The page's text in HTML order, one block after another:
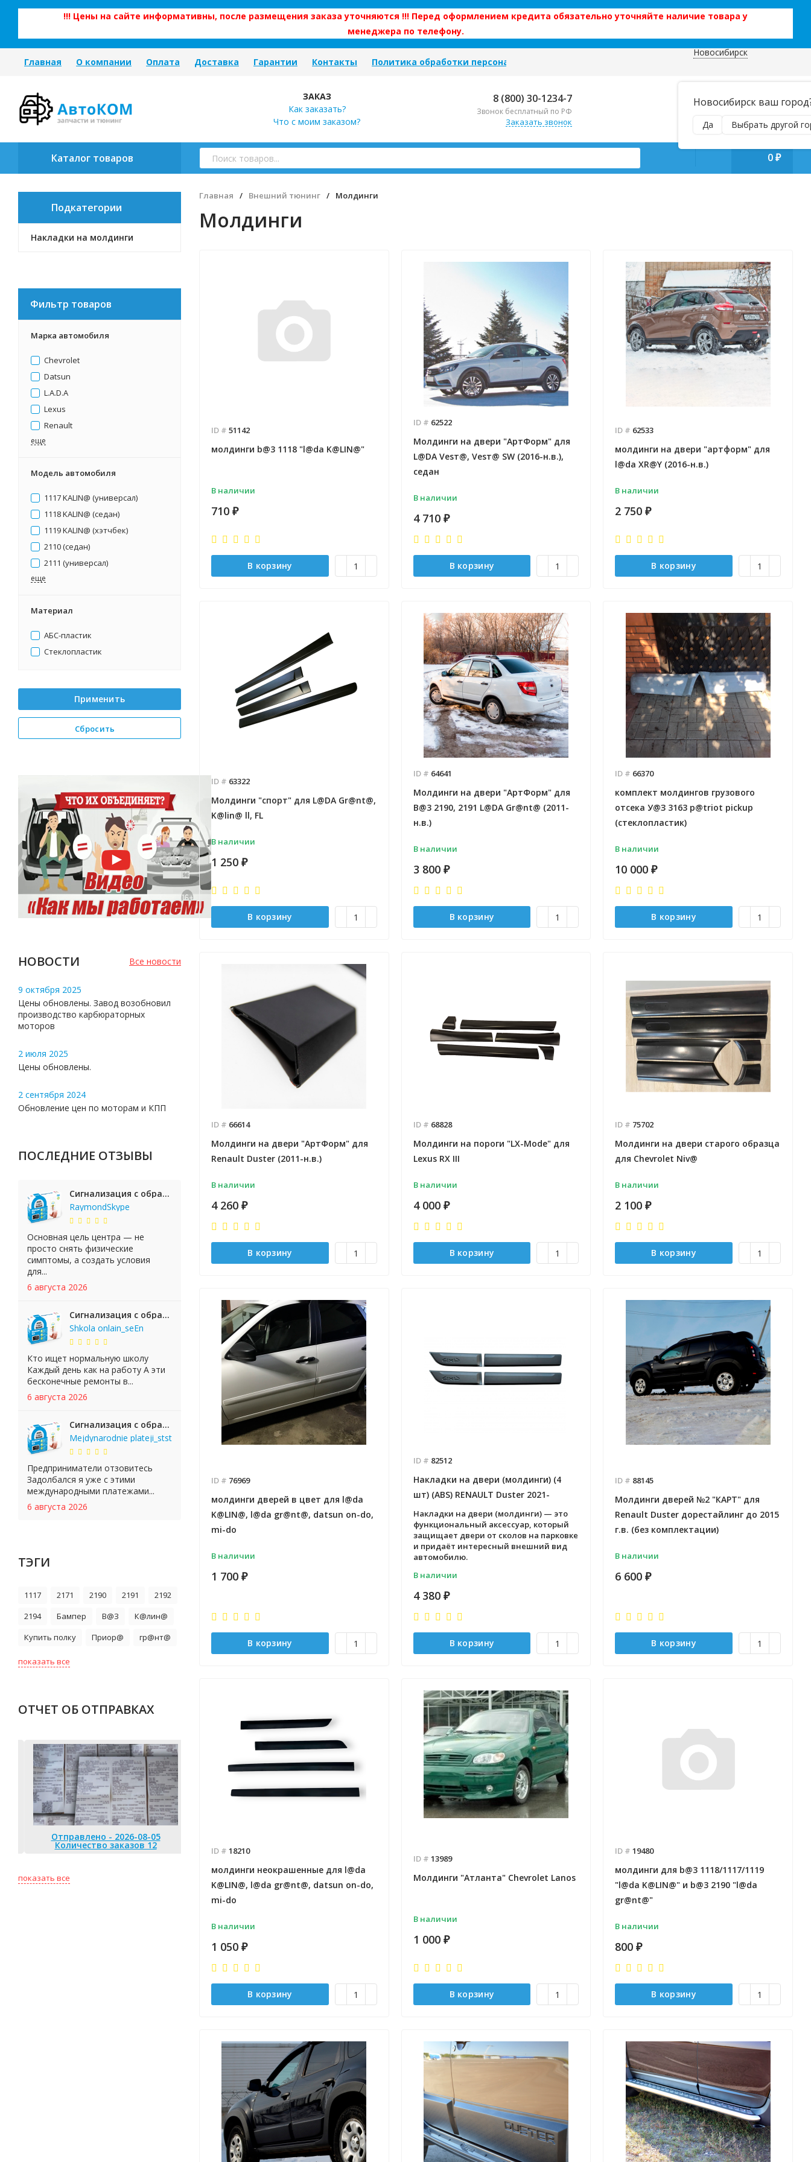
!!! Цены на сайте информативны, после размещения заказа уточняются !!! Перед оформлением кредита обязательно уточняйте наличие товара у
менеджера по телефону.
Главная О компании Оплата Доставка Гарантии Контакты Политика обработки персональных данных
Новосибирск
Новосибирск ваш
Да Выбрать другой
ЗАКАЗ
Как заказать?
Что с моим заказом?
8 (800) 30-1234-7
Звонок бесплатный по РФ
Заказать звонок
наложенным платежом!
manager@regiontehsnab.ru
Каталог товаров 0 ₽
Подкатегории
Накладки на молдинги
Фильтр товаров
Марка автомобиля
Chevrolet
Datsun
L.А.D.А
Lexus
Renault
eще
Модель автомобиля
1117 KALIN@ (универсал)
1118 KALIN@ (седан)
1119 KALIN@ (хэтчбек)
2110 (седан)
2111 (универсал)
eще
Материал
АБС-пластик
Стеклопластик
Применить
Сбросить
Все новости
НОВОСТИ
9 октября 2025
Цены обновлены. Завод возобновил
производство карбюраторных
моторов
2 июля 2025
Цены обновлены.
2 сентября 2024
Обновление цен по моторам и КПП
ПОСЛЕДНИЕ ОТЗЫВЫ
Сигнализация с обратной связью StarLine E65 BT 2CAN+LIN
RaymondSkype
Основная цель центра — не
просто снять физические
симптомы, а создать условия
для...
6 августа 2026
Сигнализация с обратной связью StarLine E65 BT 2CAN+LIN
Shkola onlain_seEn
Кто ищет нормальную школу
Каждый день как на работу А эти
бесконечные ремонты в...
6 августа 2026
Сигнализация с обратной связью StarLine E65 BT 2CAN+LIN
Mejdynarodnie plateji_stst
Предприниматели отзовитесь
Задолбался я уже с этими
международными платежами...
6 августа 2026
ТЭГИ
1117 2171 2190 2191
2192
2194
Бампер В@З
К@лин@
Купить полку
Приор@ гр@нт@
показать все
ОТЧЕТ ОБ ОТПРАВКАХ
Отправлено - 2026-08-05
Количество заказов 12
Количество заказов 3
показать все
Главная / Внешний тюнинг / Молдинги
Молдинги
ID # 51142
молдинги b@3 1118 "l@da K@LIN@"
В наличии
710 ₽
В корзину
ID # 62522
Молдинги на двери "АртФорм" для
L@DA Vesт@, Vesт@ SW (2016-н.в.),
седан
В наличии
4 710 ₽
В корзину
ID # 62533
молдинги на двери "артформ" для
l@da XR@Y (2016-н.в.)
В наличии
2 750₽
В корзину
ID # 63322
Молдинги "спорт" для L@DA Gr@nt@,
K@lin@ ll, FL
В наличии
1 250 ₽
В корзину
ID # 64641
Молдинги на двери "АртФорм" для
B@3 2190, 2191 L@DA Gr@nt@ (2011-
н.в.)
В наличии
3 800 ₽
В корзину
ID # 66370
комплект молдингов грузового
отсека У@З 3163 p@triot pickup
(стеклопластик)
В наличии
10 000₽
В корзину
ID # 66614
Молдинги на двери "АртФорм" для
Renault Duster (2011-н.в.)
В наличии
4 260 ₽
В корзину
ID # 68828
Молдинги на пороги "LX-Mode" для
Lexus RX III
В наличии
4 000 ₽
В корзину
ID # 75702
Молдинги на двери старого образца
для Chevrolet Niv@
В наличии
2 100₽
В корзину
ID # 76969
молдинги дверей в цвет для l@da
K@LIN@, l@da gr@nt@, datsun on-do,
mi-do
В наличии
1 700 ₽
В корзину
ID # 82512
Накладки на двери (молдинги) (4
шт) (ABS) RENAULT Duster 2021-
Накладки на двери (молдинги) — это
функциональный аксессуар, который
защищает двери от сколов на парковке
и придаёт интересный внешний вид
автомобилю.
В наличии
4 380 ₽
В корзину
ID # 88145
Молдинги дверей №2 "КАРТ" для
Renault Duster дорестайлинг до 2015
г.в. (без комплектации)
В наличии
6 600₽
В корзину
ID # 18210
молдинги неокрашенные для l@da
K@LIN@, l@da gr@nt@, datsun on-do,
mi-do
В наличии
1 050 ₽
В корзину
ID # 13989
Молдинги "Атланта" Chevrolet Lanos
В наличии
1 000 ₽
В корзину
ID #19480
молдинги для b@3 1118/1117/1119
"l@da K@LIN@" и b@3 2190 "l@da
gr@nt@"
В наличии
800₽
В корзину